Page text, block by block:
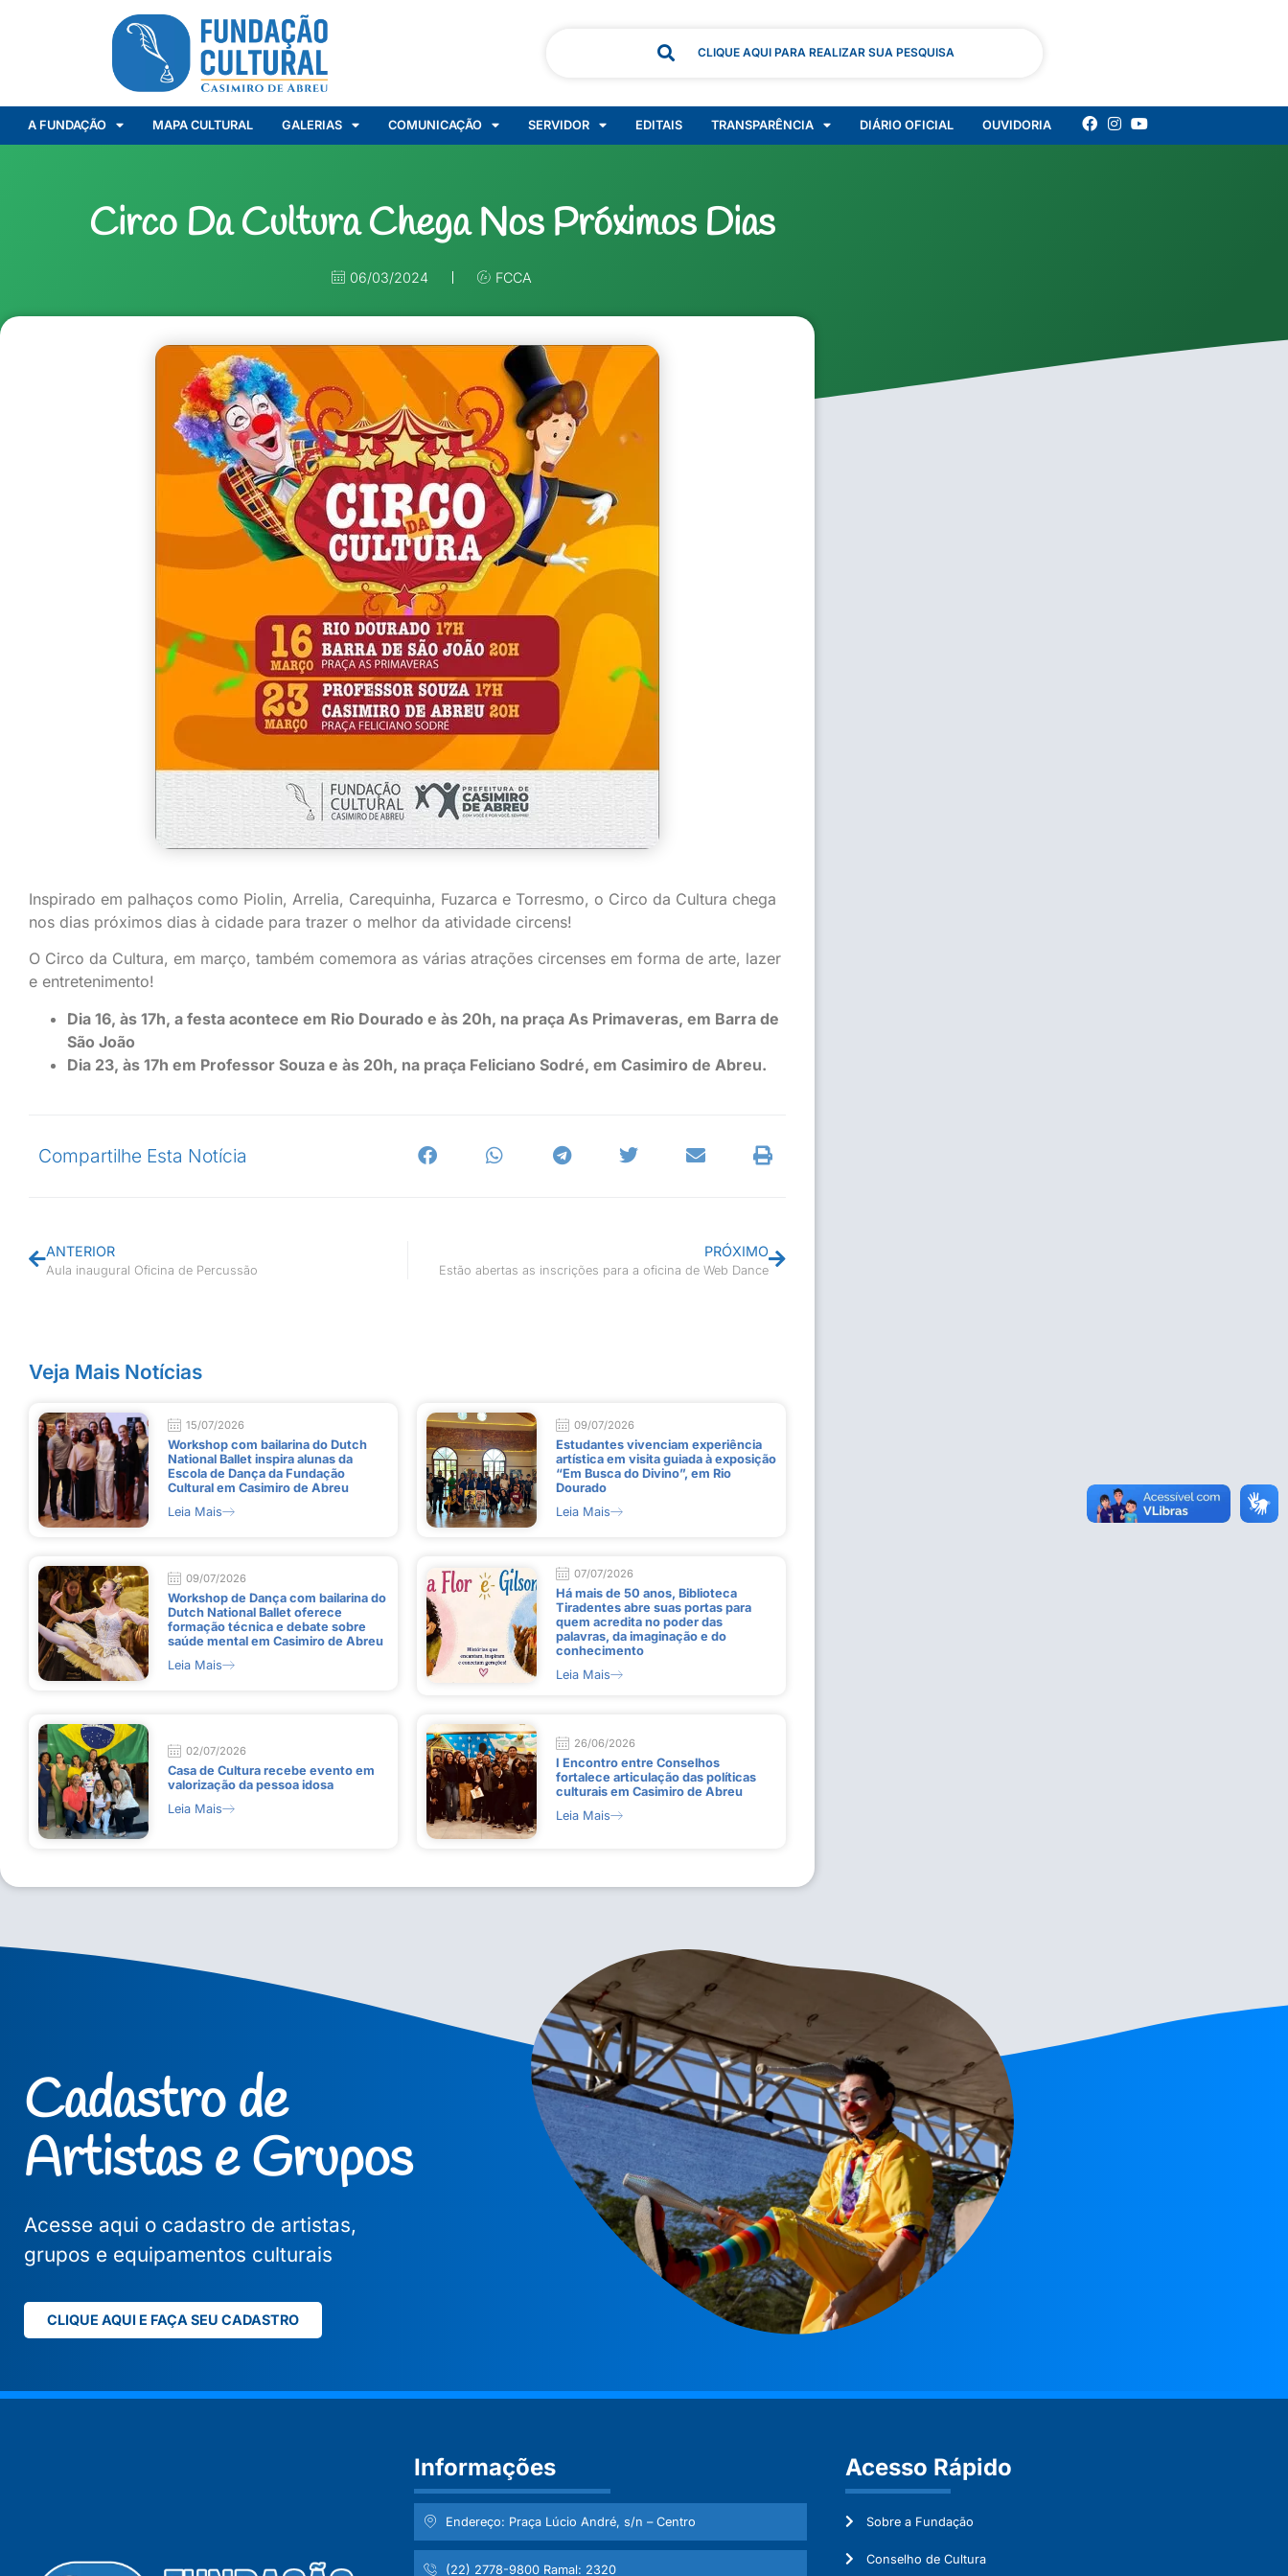
CLIQUE AQUI PARA REALIZAR SUA PESQUISA
A FUNDAÇÃO MAPA CULTURAL GALERIAS COMUNICAÇÃO SERVIDOR EDITAIS TRANSPARÊNCIA DIÁRIO OFICIAL OUVIDORIA
Circo Da Cultura Chega Nos Próximos Dias
06/03/2024 FCCA
Inspirado em palhaços como Piolin, Arrelia, Carequinha, Fuzarca e Torresmo, o Circo da Cultura chega
nos dias próximos dias à cidade para trazer o melhor da atividade circens!
O Circo da Cultura, em março, também comemora as várias atrações circenses em forma de arte, lazer
e entretenimento!
Dia 16, às 17h, a festa acontece em Rio Dourado e às 20h, na praça As Primaveras, em Barra de
São João
Dia 23, às 17h em Professor Souza e às 20h, na praça Feliciano Sodré, em Casimiro de Abreu.
Compartilhe Esta Notícia
ANTERIOR
Aula inaugural Oficina de Percussão
PRÓXIMO
Estão abertas as inscrições para a oficina de Web Dance
Veja Mais Notícias
15/07/2026
Workshop com bailarina do Dutch
National Ballet inspira alunas da
Escola de Dança da Fundação
Cultural em Casimiro de Abreu
Leia Mais
09/07/2026
Estudantes vivenciam experiência
artística em visita guiada à exposição
“Em Busca do Divino”, em Rio
Dourado
Leia Mais
09/07/2026
Workshop de Dança com bailarina do
Dutch National Ballet oferece
formação técnica e debate sobre
saúde mental em Casimiro de Abreu
Leia Mais
07/07/2026
Há mais de 50 anos, Biblioteca
Tiradentes abre suas portas para
quem acredita no poder das
palavras, da imaginação e do
conhecimento
Leia Mais
02/07/2026
Casa de Cultura recebe evento em
valorização da pessoa idosa
Leia Mais
26/06/2026
I Encontro entre Conselhos
fortalece articulação das políticas
culturais em Casimiro de Abreu
Leia Mais
Cadastro de
Artistas e Grupos
Acesse aqui o cadastro de artistas,
grupos e equipamentos culturais
CLIQUE AQUI E FAÇA SEU CADASTRO
Informações
Endereço: Praça Lúcio André, s/n – Centro
(22) 2778-9800 Ramal: 2320
Acesso Rápido
Sobre a Fundação
Conselho de Cultura